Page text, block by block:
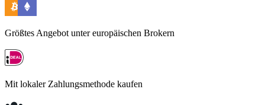
Größtes Angebot unter europäischen Brokern
Mit lokaler Zahlungsmethode kaufen